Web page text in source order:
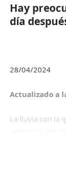
Hay
día
28/04/2024
Actualizado a
La lluvia con la
siquiera el